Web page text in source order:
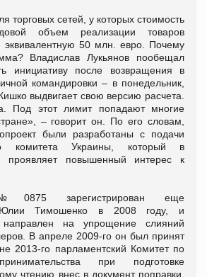
торговых сетей, у которых стоимость
объем реализации товаров
эквивалентную 50 млн. евро. Почему
Владислав Лукьянов пообещал
инициативу после возвращения в
командировки – в понедельник,
выдвигает свою версию расчета.
Под этот лимит попадают многие
– говорит он. По его словам,
были разработаны с подачи
комитета Украины, который в
проявляет повышенный интерес к
№0875 зарегистрирован еще
Юлии Тимошенко в 2008 году, и
на упрощение слияний
В апреле 2009-го он был принят
2013-го парламентский Комитет по
при подготовке
чтению внес в документ поправки.